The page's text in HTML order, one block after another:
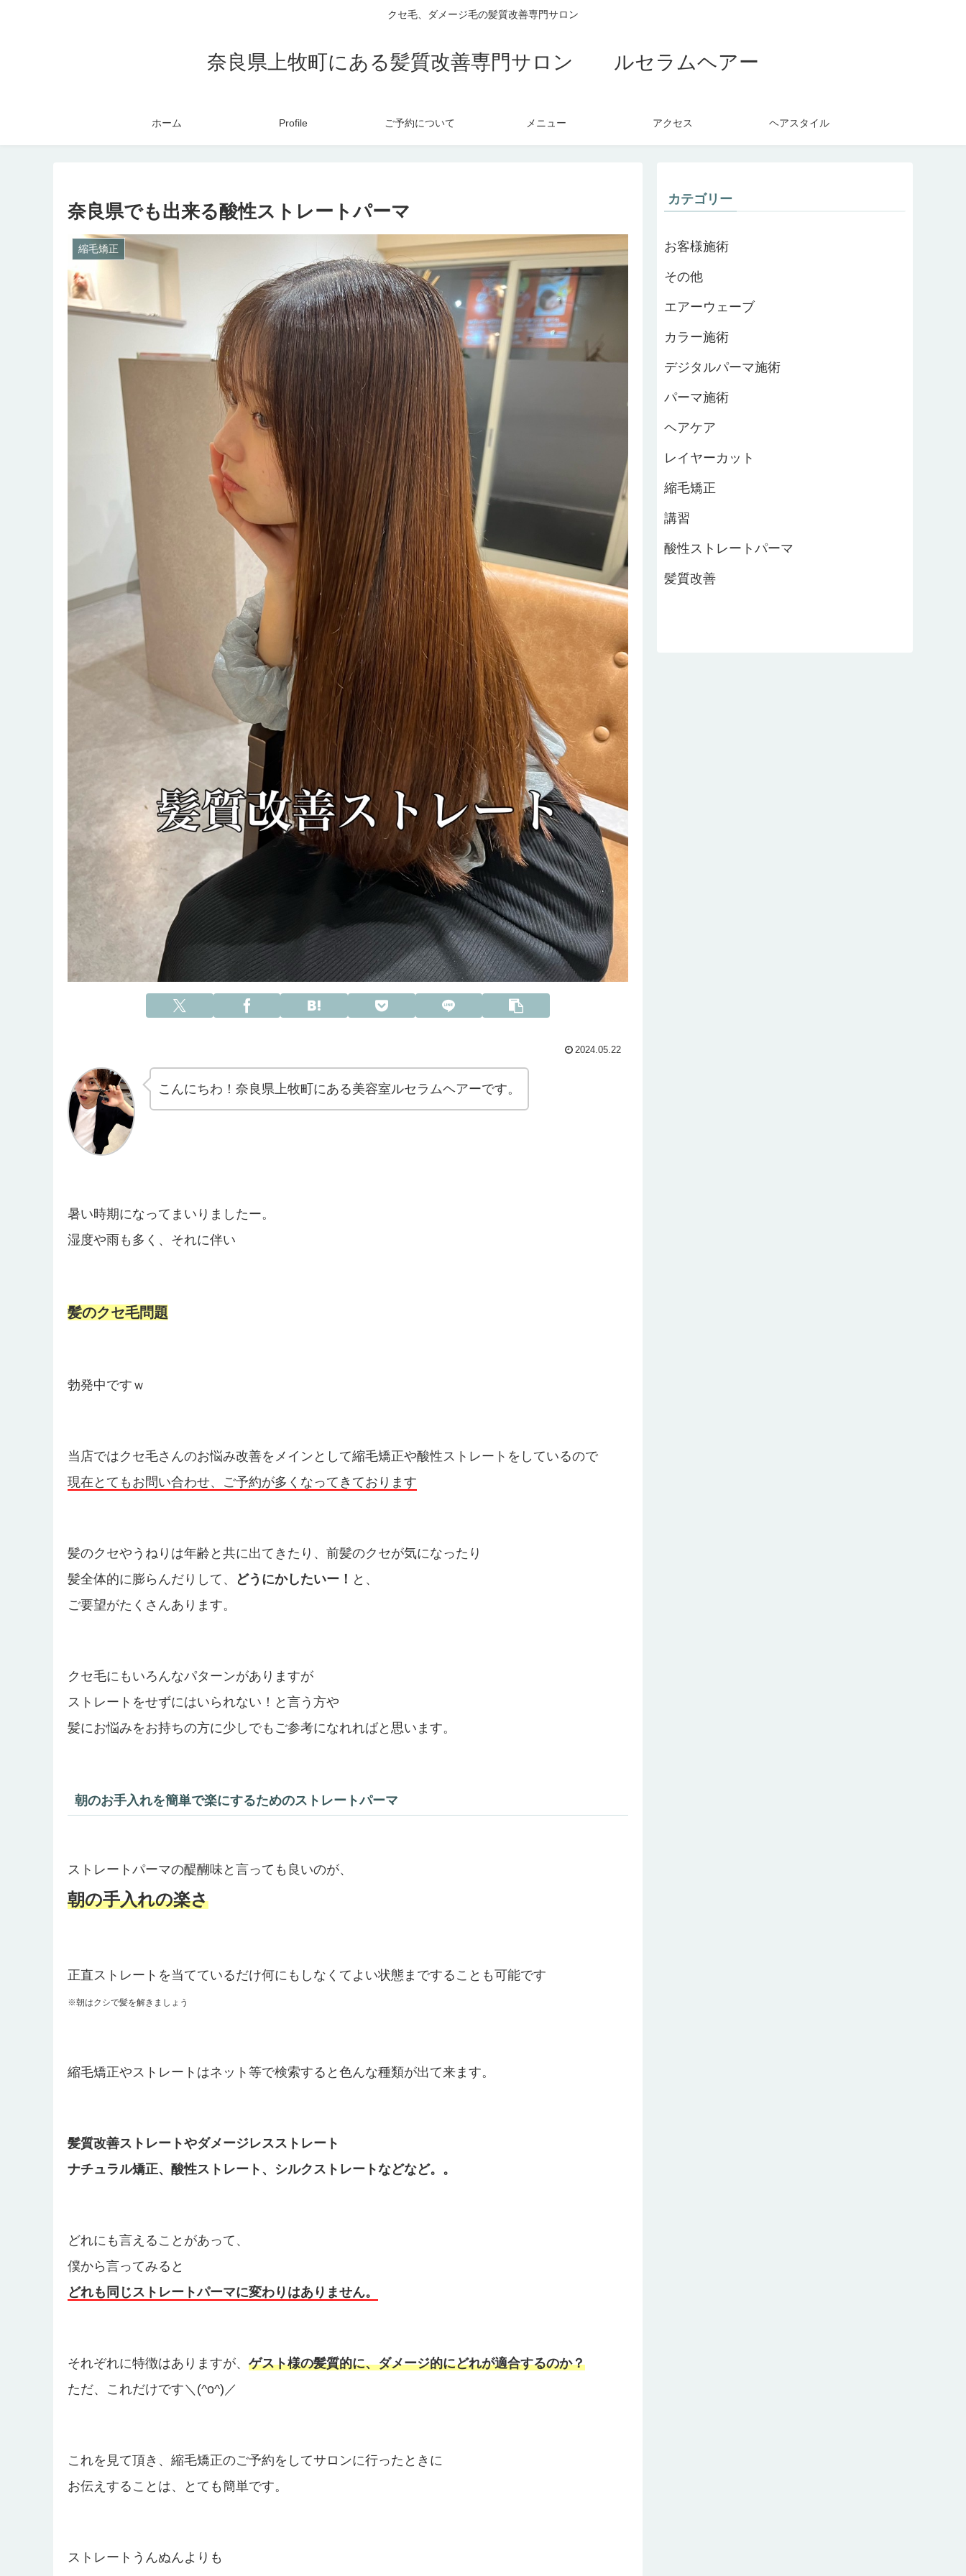
クセ毛、ダメージ毛の髪質改善専門サロン
奈良県上牧町にある髪質改善専門サロン ルセラムヘアー
ホーム Profile ご予約について メニュー アクセス ヘアスタイル
奈良県でも出来る酸性ストレートパーマ
縮毛矯正
2024.05.22
こんにちわ！奈良県上牧町にある美容室ルセラムヘアーです。
暑い時期になってまいりましたー。
湿度や雨も多く、それに伴い
髪のクセ毛問題
勃発中ですｗ
当店ではクセ毛さんのお悩み改善をメインとして縮毛矯正や酸性ストレートをしているので
現在とてもお問い合わせ、ご予約が多くなってきております
髪のクセやうねりは年齢と共に出てきたり、前髪のクセが気になったり
髪全体的に膨らんだりして、
どうにかしたいー！ と、
ご要望がたくさんあります。
クセ毛にもいろんなパターンがありますが
ストレートをせずにはいられない！と言う方や
髪にお悩みをお持ちの方に少しでもご参考になれればと思います。
朝のお手入れを簡単で楽にするためのストレートパーマ
ストレートパーマの醍醐味と言っても良いのが、
朝の手入れの楽さ
正直ストレートを当てているだけ何にもしなくてよい状態まですることも可能です
※朝はクシで髪を解きましょう
縮毛矯正やストレートはネット等で検索すると色んな種類が出て来ます。
髪質改善ストレートやダメージレスストレート
ナチュラル矯正、酸性ストレート、シルクストレートなどなど。。
どれにも言えることがあって、
僕から言ってみると
どれも同じストレートパーマに変わりはありません。
それぞれに特徴はありますが、 ゲスト様の髪質的に、ダメージ的にどれが適合するのか？
ただ、これだけです＼(^o^)／
これを見て頂き、縮毛矯正のご予約をしてサロンに行ったときに
お伝えすることは、とても簡単です。
ストレートうんぬんよりも
カテゴリー
お客様施術
その他
エアーウェーブ
カラー施術
デジタルパーマ施術
パーマ施術
ヘアケア
レイヤーカット
縮毛矯正
講習
酸性ストレートパーマ
髪質改善